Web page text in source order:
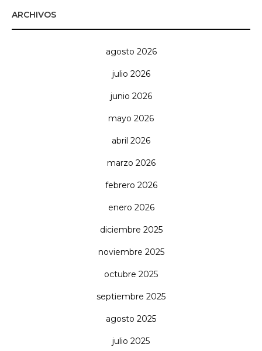
ARCHIVOS
agosto 2026
julio 2026
junio 2026
mayo 2026
abril 2026
marzo 2026
febrero 2026
enero 2026
diciembre 2025
noviembre 2025
octubre 2025
septiembre 2025
agosto 2025
julio 2025